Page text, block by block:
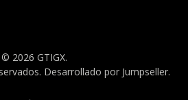
© 2026 GTIGX.
Desarrollado por Jumpseller.